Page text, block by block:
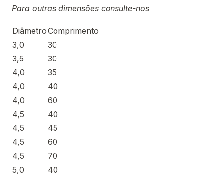
Para outras dimensões consulte-nos
DiâmetroComprimento
3,0
30
3,5
30
4,0
35
4,0
40
4,0
60
4,5
40
4,5
45
4,5
60
4,5
70
5,0
40